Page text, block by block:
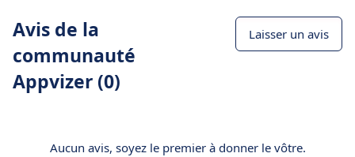
Avis de la
communauté
Appvizer (0)
Laisser un avis
Aucun avis, soyez le premier à donner le vôtre.